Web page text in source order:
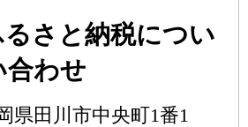
さと納税につい
合わせ
県田川市中央町1番1